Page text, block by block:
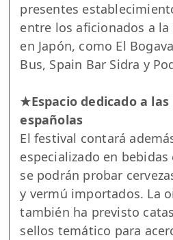
presentes
entre los aficionados a
en Japón, como El
Bus, Spain Bar Sidra y
★Espacio dedicado a las
españolas
El festival contará
especializado en
se podrán probar
y vermú importados. La
también ha previsto
sellos temático para